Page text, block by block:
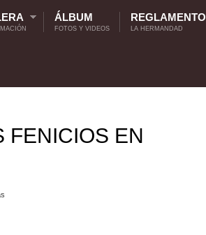
ÁLBUM
FOTOS Y VIDEOS
REGLAMENTO
LA HERMANDAD
FENICIOS EN